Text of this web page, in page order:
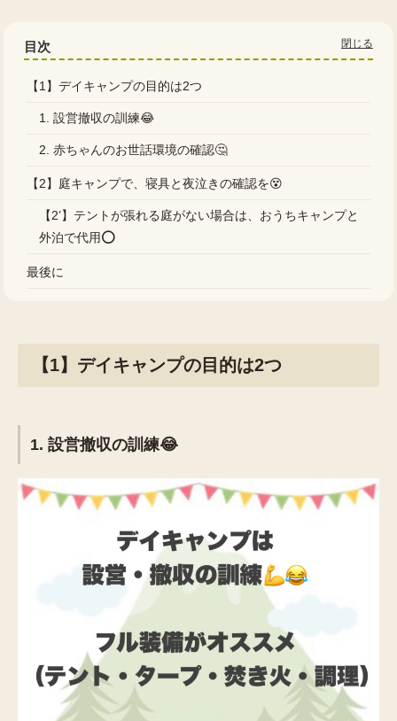
目次
【1】デイキャンプの目的は2つ
1. 設営撤収の訓練😂
2. 赤ちゃんのお世話環境の確認🤔
【2】庭キャンプで、寝具と夜泣きの確認を😵
【2’】テントが張れる庭がない場合は、おうちキャンプと
外泊で代用⭕️
最後に
【1】デイキャンプの目的は2つ
1. 設営撤収の訓練😂